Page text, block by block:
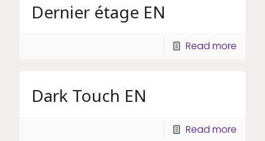
Dernier étage EN
Read more
Dark Touch EN
Read more